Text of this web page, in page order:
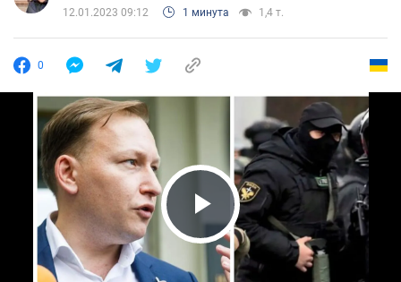
12.01.2023 09:12 1 минута 1,4 т.
0
Play Video